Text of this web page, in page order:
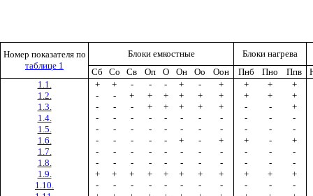
Номер показа­теля по
таблице 1
Блоки емкостные
Блоки нагрева
Сб
Со Св Оп О Он Оо Оон Пнб Пно Ппв
1.1.
+ + - - - + - + + +
+
1.2.
- - + + + + + + + + +
1.3.
- - - + + + + + - -
+
1.4.
- - - - - - - - - -
-
1.5.
- - - - - - - - - -
-
1.6.
- - - - - + - + + -
+
1.7.
- - - - - - - - - -
-
1.8.
- - - - - - - - - -
-
1.9.
+ + + + + + + + + +
+
1.10.
- - - - - - - - - - -